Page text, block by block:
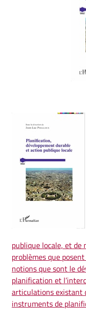
publique locale, et
problèmes que
notions que sont le
planification et
articulations existant
instruments de